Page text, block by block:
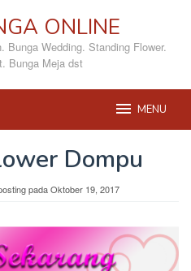
ONLINE
Bunga Wedding. Standing Flower.
Bunga Meja dst
MENU
Dompu
padaOktober 19, 2017